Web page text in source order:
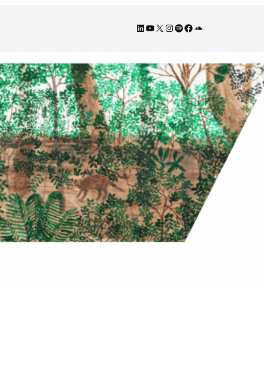
LinkedIn
YouTube
X Instagram
Spotify
Facebook
SoundCloud
/